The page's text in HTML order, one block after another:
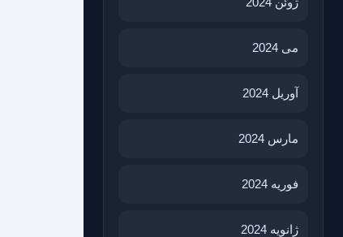
می 2024
آوریل 2024
مارس 2024
فوریه 2024
ژانویه 2024